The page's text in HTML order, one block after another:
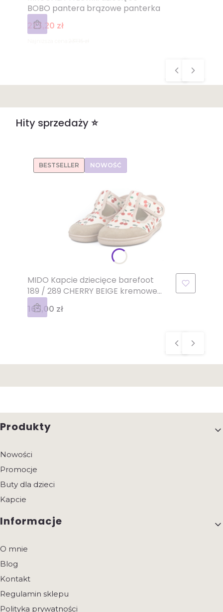
BOBO pantera brązowe panterka
Cena promocyjna
223,20 zł
Hity sprzedaży ⭐
BESTSELLER NOWOŚĆ
MIDO Kapcie dziecięce barefoot
189 / 289 CHERRY BEIGE kremowe
wiśnie
Cena
165,00 zł
Linki w stopce
Produkty
Nowości
Promocje
Buty dla dzieci
Kapcie
Informacje
O mnie
Blog
Kontakt
Regulamin sklepu
Polityka prywatności